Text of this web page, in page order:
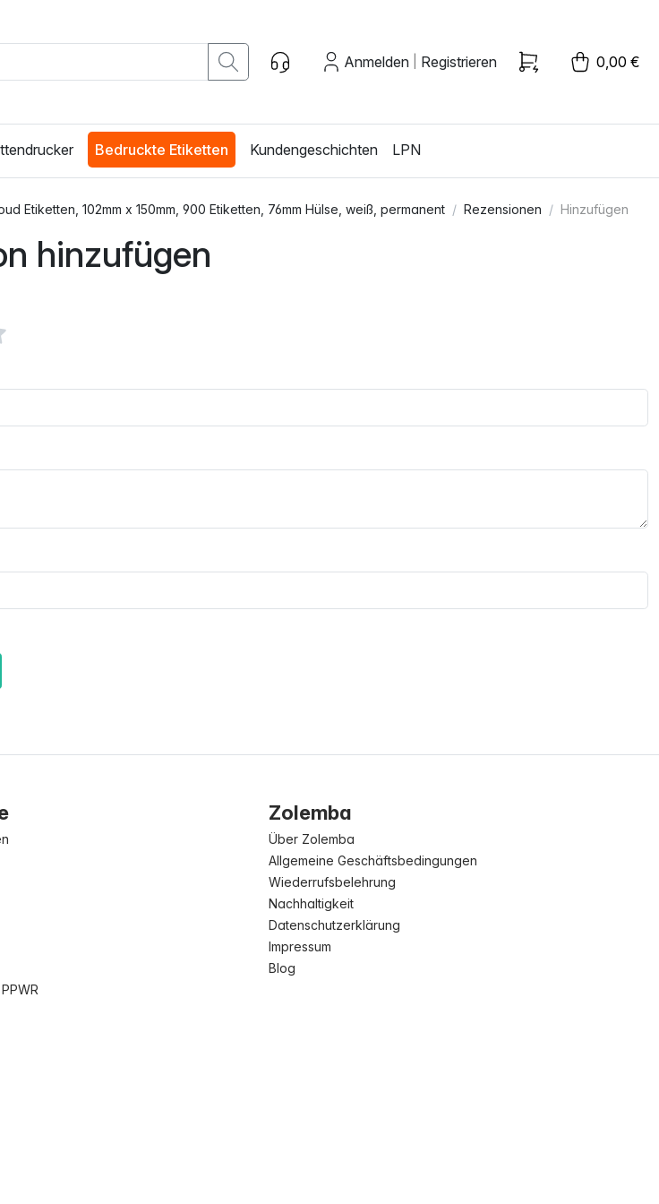
Anmelden Registrieren 0,00 €
Bedruckte Etiketten Kundengeschichten LPN
Etiketten, 102mm x 150mm, 900 Etiketten, 76mm Hülse, weiß, permanent Rezensionen Hinzufügen
hinzufügen
Zolemba
Über Zolemba
Allgemeine Geschäftsbedingungen
Wiederrufsbelehrung
Nachhaltigkeit
Datenschutzerklärung
Impressum
Blog